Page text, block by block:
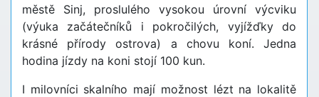
městě Sinj, proslulého vysokou úrovní výcviku
(výuka začátečníků i pokročilých, vyjížďky do
krásné přírody ostrova) a chovu koní. Jedna
hodina jízdy na koni stojí 100 kun.
I milovníci skalního mají možnost lézt na lokalitě